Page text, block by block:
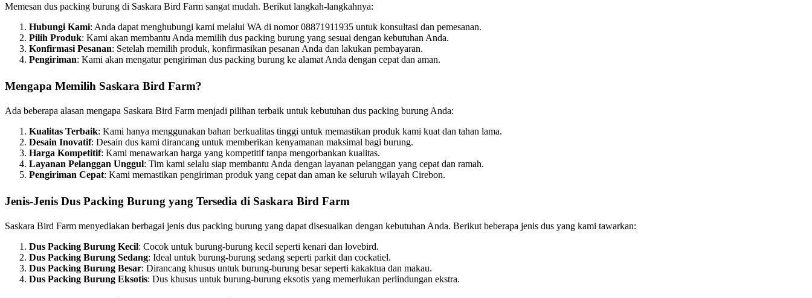
Memesan dus packing burung di Saskara Bird Farm sangat mudah. Berikut langkah-langkahnya:
Hubungi Kami: Anda dapat menghubungi kami melalui WA di nomor 08871911935 untuk konsultasi dan pemesanan.
Pilih Produk: Kami akan membantu Anda memilih dus packing burung yang sesuai dengan kebutuhan Anda.
Konfirmasi Pesanan: Setelah memilih produk, konfirmasikan pesanan Anda dan lakukan pembayaran.
Pengiriman: Kami akan mengatur pengiriman dus packing burung ke alamat Anda dengan cepat dan aman.
Mengapa Memilih Saskara Bird Farm?
Ada beberapa alasan mengapa Saskara Bird Farm menjadi pilihan terbaik untuk kebutuhan dus packing burung Anda:
Kualitas Terbaik: Kami hanya menggunakan bahan berkualitas tinggi untuk memastikan produk kami kuat dan tahan lama.
Desain Inovatif: Desain dus kami dirancang untuk memberikan kenyamanan maksimal bagi burung.
Harga Kompetitif: Kami menawarkan harga yang kompetitif tanpa mengorbankan kualitas.
Layanan Pelanggan Unggul: Tim kami selalu siap membantu Anda dengan layanan pelanggan yang cepat dan ramah.
Pengiriman Cepat: Kami memastikan pengiriman produk yang cepat dan aman ke seluruh wilayah Cirebon.
Jenis-Jenis Dus Packing Burung yang Tersedia di Saskara Bird Farm
Saskara Bird Farm menyediakan berbagai jenis dus packing burung yang dapat disesuaikan dengan kebutuhan Anda. Berikut beberapa jenis dus yang kami tawarkan:
Dus Packing Burung Kecil: Cocok untuk burung-burung kecil seperti kenari dan lovebird.
Dus Packing Burung Sedang: Ideal untuk burung-burung sedang seperti parkit dan cockatiel.
Dus Packing Burung Besar: Dirancang khusus untuk burung-burung besar seperti kakaktua dan makau.
Dus Packing Burung Eksotis: Dus khusus untuk burung-burung eksotis yang memerlukan perlindungan ekstra.